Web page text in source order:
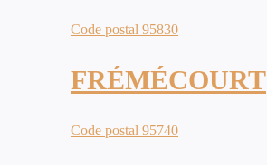
Code postal 95830
FRÉMÉCOURT
Code postal 95740